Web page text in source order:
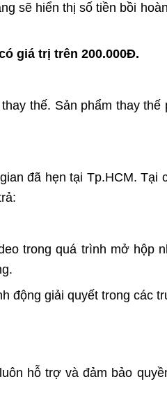
sẽ hiển thị số tiền bồi
giá trị trên 200.000Đ.
thế. Sản phẩm thay thế
đã hẹn tại Tp.HCM. Tại
trong quá trình mở hộp
động giải quyết trong các
hỗ trợ và đảm bảo